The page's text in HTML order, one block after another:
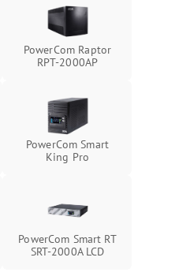
1500 ₽ Подробнее →
Подробнее →
Подробнее →
PowerCom Raptor
RPT-2000AP
PowerCom Smart
King Pro
PowerCom Smart RT
SRT-2000A LCD